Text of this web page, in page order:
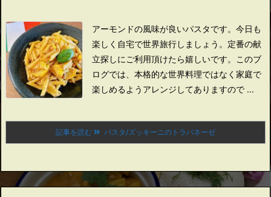
アーモンドの風味が良いパスタです。 今日も
楽しく自宅で世界旅行しましょう。 定番の献
立探しにご利用頂けたら嬉しいです。
このブ
ログでは、本格的な世界料理ではなく家庭で
楽しめるようアレンジしてありますので ...
記事を読む パスタ/ズッキーニのトラパネーゼ